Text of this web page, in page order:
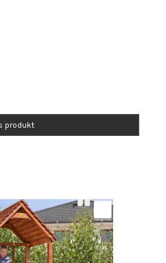
produkt